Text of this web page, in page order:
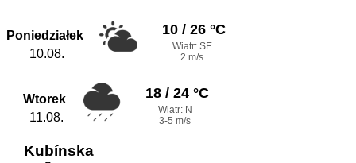
Poniedziałek
10.08.
10 / 26 °C
Wiatr: SE
2 m/s
Wtorek
11.08.
18 / 24 °C
Wiatr: N
3-5 m/s
Kubínska